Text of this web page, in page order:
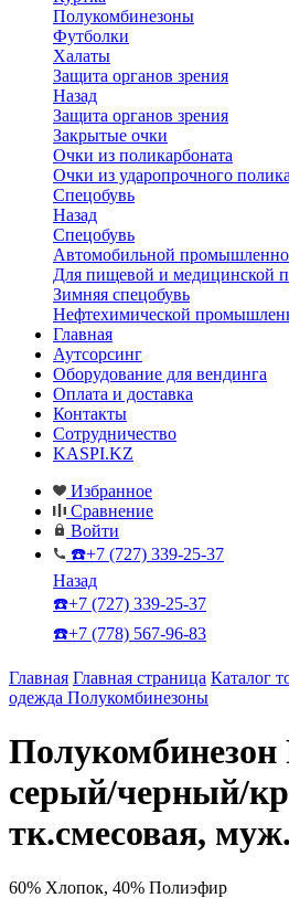
Полукомбинезоны
Футболки
Халаты
Защита органов зрения
Назад
Защита органов зрения
Закрытые очки
Очки из поликарбоната
Очки из ударопрочного
Спецобувь
Назад
Спецобувь
Автомобильной
Для пищевой и медицинской
Зимняя спецобувь
Нефтехимической
Главная
Аутсорсинг
Оборудование для вендинга
Оплата и доставка
Контакты
Сотрудничество
KASPI.KZ
Избранное
Сравнение
Войти
☎️+7 (727) 339-25-37
Назад
☎️+7 (727) 339-25-37
☎️+7 (778) 567-96-83
Главная Главная страница Каталог
одежда Полукомбинезоны
серый/черный/
тк.смесовая, муж.
60% Хлопок, 40% Полиэфир